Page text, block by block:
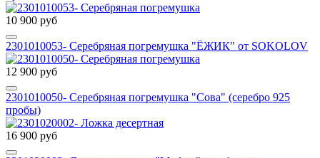
10 900 руб
2301010053- Серебряная погремушка "ЁЖИК" от SOKOLOV
12 900 руб
2301010050- Серебряная погремушка "Сова" (серебро 925
пробы)
16 900 руб